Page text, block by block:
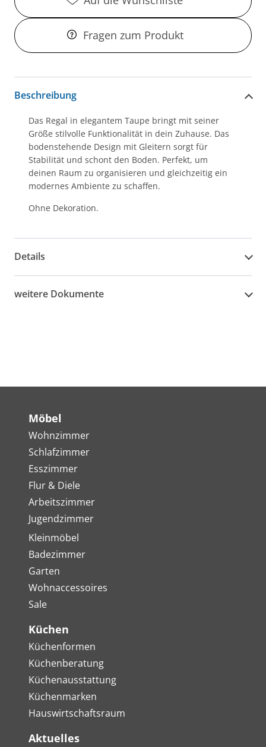
Fragen zum Produkt
Beschreibung
Das Regal in elegantem Taupe bringt mit seiner
Größe stilvolle Funktionalität in dein Zuhause. Das
bodenstehende Design mit Gleitern sorgt für
Stabilität und schont den Boden. Perfekt, um
deinen Raum zu organisieren und gleichzeitig ein
modernes Ambiente zu schaffen.
Ohne Dekoration.
Details
weitere Dokumente
Möbel
Wohnzimmer
Schlafzimmer
Esszimmer
Flur & Diele
Arbeitszimmer
Jugendzimmer
Kleinmöbel
Badezimmer
Garten
Wohnaccessoires
Sale
Küchen
Küchenformen
Küchenberatung
Küchenausstattung
Küchenmarken
Hauswirtschaftsraum
Aktuelles